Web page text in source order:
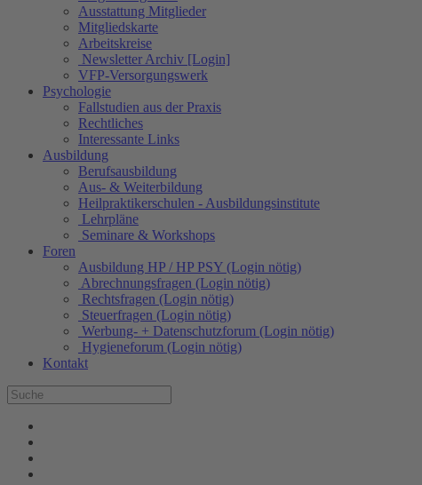
Ausstattung Mitglieder
Mitgliedskarte
Arbeitskreise
Newsletter Archiv [Login]
VFP-Versorgungswerk
Psychologie
Fallstudien aus der Praxis
Rechtliches
Interessante Links
Ausbildung
Berufsausbildung
Aus- & Weiterbildung
Heilpraktikerschulen - Ausbildungsinstitute
Lehrpläne
Seminare & Workshops
Foren
Ausbildung HP / HP PSY (Login nötig)
Abrechnungsfragen (Login nötig)
Rechtsfragen (Login nötig)
Steuerfragen (Login nötig)
Werbung- + Datenschutzforum (Login nötig)
Hygieneforum (Login nötig)
Kontakt